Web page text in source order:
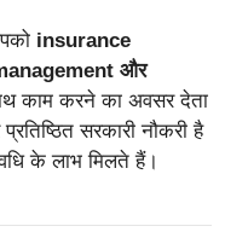
insurance
और
काम करने का अवसर देता
सरकारी नौकरी है
के लाभ मिलते हैं।